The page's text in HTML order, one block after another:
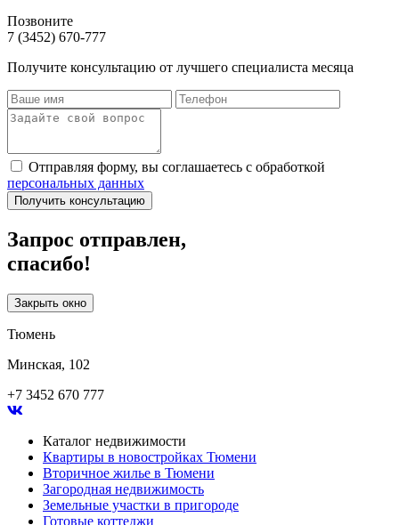
Позвоните
7 (3452) 670-777
Получите консультацию от лучшего специалиста месяца
Отправляя форму, вы соглашаетесь с обработкой
персональных данных
Получить консультацию
Запрос отправлен,
спасибо!
Закрыть окно
Тюмень
Минская, 102
+7 3452 670 777
Каталог недвижимости
Квартиры в новостройках Тюмени
Вторичное жилье в Тюмени
Загородная недвижимость
Земельные участки в пригороде
Готовые коттеджи